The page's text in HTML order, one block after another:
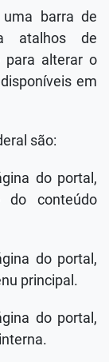
barra de
atalhos de
para alterar o
em
são:
do portal,
do conteúdo
do portal,
principal.
do portal,